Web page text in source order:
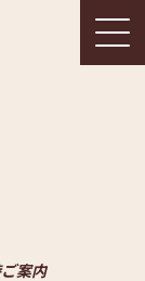
案内